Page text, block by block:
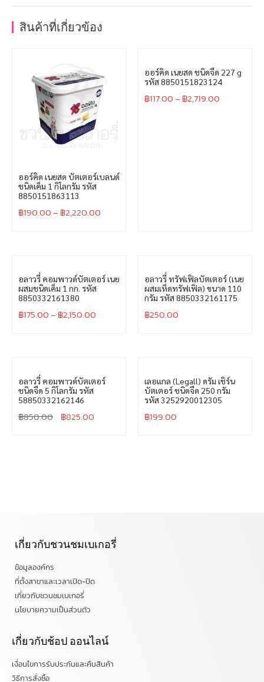
สินค้าที่เกี่ยวข้อง
ออร์คิด เนยสด บัตเตอร์เบลนด์
ชนิดเค็ม 1 กิโลกรัม รหัส
8850151863113
฿190.00– ฿2,220.00
ออร์คิด เนยสด ชนิดจืด 227 g
รหัส 8850151823124
฿117.00– ฿2,719.00
อลาวรี่ คอมพาวด์บัตเตอร์ เนย
ผสมชนิดเค็ม 1 กก. รหัส
8850332161380
฿175.00– ฿2,150.00
อลาวรี่ ทรัฟเฟิลบัตเตอร์ (เนย
ผสมเห็ดทรัฟเฟิล) ขนาด 110
กรัม รหัส 8850332161175
฿250.00
อลาวรี่ คอมพาวด์บัตเตอร์
ชนิดจืด 5 กิโลกรัม รหัส
58850332162146
฿850.00 ฿825.00
เลอแกล (Legall) ดรัม เชิร์น
บัตเตอร์ ชนิดจืด 250 กรัม
รหัส 3252920012305
฿199.00
เกี่ยวกับชวนชมเบเกอรี่
ข้อมูลองค์กร
ที่ตั้งสาขาและเวลาเปิด-ปิด
เกี่ยวกับชวนชมเบเกอรี่
นโยบายความเป็นส่วนตัว
เกี่ยวกับช้อป ออนไลน์
เงื่อนไขการรับประกันและคืนสินค้า
วิธีการสั่งซื้อ